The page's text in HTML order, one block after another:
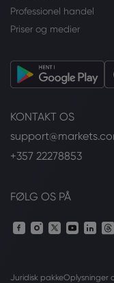
Professionel handel
Priser og medier
KONTAKT OS
+357 22278853
FØLG OS PÅ
Juridisk pakkeOplysninger